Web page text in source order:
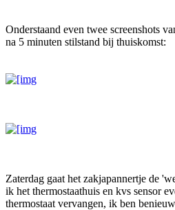
Onderstaand even twee screenshots
na 5 minuten stilstand bij thuiskomst:
Zaterdag gaat het zakjapannertje de
ik het thermostaathuis en kvs sensor
thermostaat vervangen, ik ben